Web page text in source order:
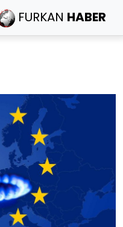
FURKAN HABER